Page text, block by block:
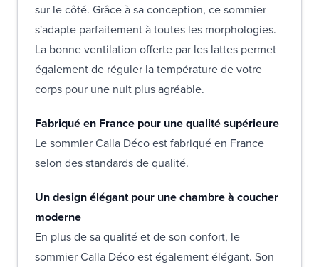
sur le côté. Grâce à sa conception, ce sommier
s'adapte parfaitement à toutes les morphologies.
La bonne ventilation offerte par les lattes permet
également de réguler la température de votre
corps pour une nuit plus agréable.
Fabriqué en France pour une qualité supérieure
Le sommier Calla Déco est fabriqué en France
selon des standards de qualité.
Un design élégant pour une chambre à coucher
moderne
En plus de sa qualité et de son confort, le
sommier Calla Déco est également élégant. Son